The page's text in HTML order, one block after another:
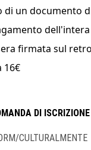
un documento
firmata sul retro
16€
DI ISCRIZIONE
CULTURALMENTE